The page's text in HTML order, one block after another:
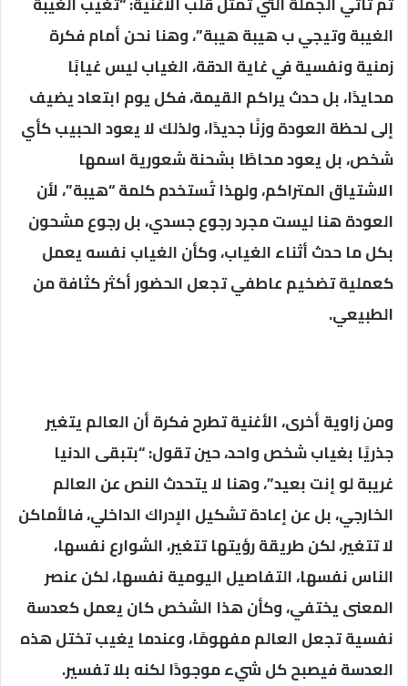
الغيبة وتيجي ب هيبة هيبة”، وهنا نحن أمام فكرة
زمنية ونفسية في غاية الدقة، الغياب ليس غيابًا
محايدًا، بل حدث يراكم القيمة، فكل يوم ابتعاد يضيف
إلى لحظة العودة وزنًا جديدًا، ولذلك لا يعود الحبيب كأي
شخص، بل يعود محاطًا بشحنة شعورية اسمها
الاشتياق المتراكم، ولهذا تُستخدم كلمة “هيبة”، لأن
العودة هنا ليست مجرد رجوع جسدي، بل رجوع مشحون
بكل ما حدث أثناء الغياب، وكأن الغياب نفسه يعمل
كعملية تضخيم عاطفي تجعل الحضور أكثر كثافة من
الطبيعي.
ومن زاوية أخرى، الأغنية تطرح فكرة أن العالم يتغير
جذريًا بغياب شخص واحد، حين تقول: “بتبقى الدنيا
غريبة لو إنت بعيد”، وهنا لا يتحدث النص عن العالم
الخارجي، بل عن إعادة تشكيل الإدراك الداخلي، فالأماكن
لا تتغير، لكن طريقة رؤيتها تتغير، الشوارع نفسها،
الناس نفسها، التفاصيل اليومية نفسها، لكن عنصر
المعنى يختفي، وكأن هذا الشخص كان يعمل كعدسة
نفسية تجعل العالم مفهومًا، وعندما يغيب تختل هذه
العدسة فيصبح كل شيء موجودًا لكنه بلا تفسير.